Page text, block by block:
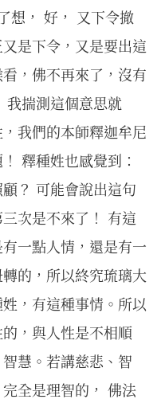
想， 好， 又下令撤
是下令，又是要出這
，佛不再來了，沒有
我揣測這個意思就
我們的本師釋迦牟尼
釋種姓也感覺到：
？ 可能會說出這句
次是不來了！ 有這
一點人情，還是有一
的，所以終究琉璃大
，有這種事情。所以
，與人性是不相順
慧。若講慈悲、智
全是理智的， 佛法